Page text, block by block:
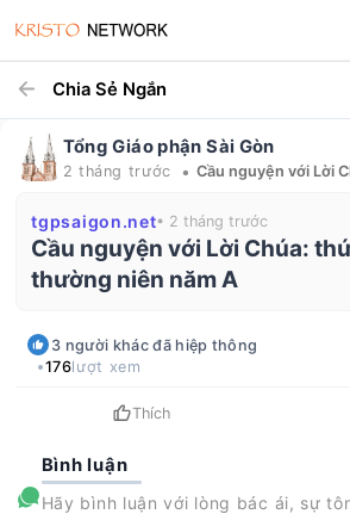
Chia Sẻ Ngắn
Tổng Giáo phận Sài Gòn
2 tháng trước •
tgpsaigon.net• 2 tháng trước
Cầu nguyện với Lời Chúa:
thường niên năm A
3 người khác đã hiệp thông
176lượt xem
Thích
Bình luận
Hãy bình luận với lòng bác ái, sự